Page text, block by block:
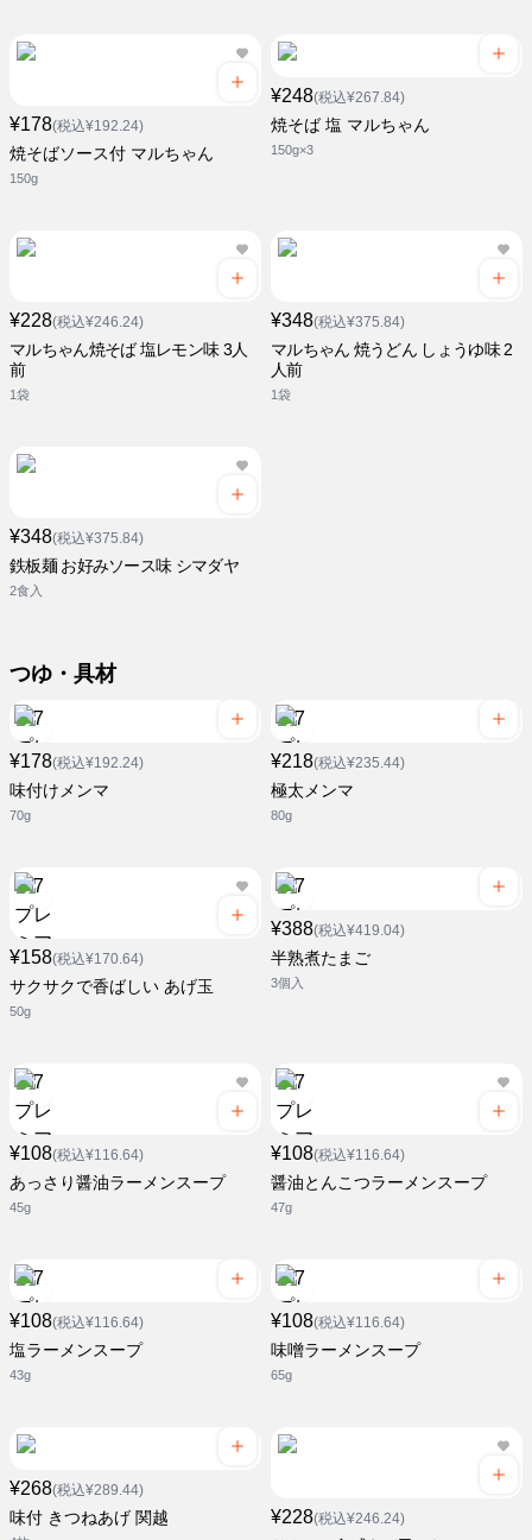
¥178(税込¥192.24)
焼そばソース付 マルちゃん
150g
¥248(税込¥267.84)
焼そば 塩 マルちゃん
150g×3
¥228(税込¥246.24)
マルちゃん焼そば 塩レモン味 3人
前
1袋
¥348(税込¥375.84)
マルちゃん 焼うどん しょうゆ味 2
人前
1袋
¥348(税込¥375.84)
鉄板麺 お好みソース味 シマダヤ
2食入
つゆ・具材
¥178(税込¥192.24)
味付けメンマ
70g
¥218(税込¥235.44)
極太メンマ
80g
¥158(税込¥170.64)
サクサクで香ばしい あげ玉
50g
¥388(税込¥419.04)
半熟煮たまご
3個入
¥108(税込¥116.64)
あっさり醤油ラーメンスープ
45g
¥108(税込¥116.64)
醤油とんこつラーメンスープ
47g
¥108(税込¥116.64)
塩ラーメンスープ
43g
¥108(税込¥116.64)
味噌ラーメンスープ
65g
¥268(税込¥289.44)
味付 きつねあげ 関越 ¥228(税込¥246.24)